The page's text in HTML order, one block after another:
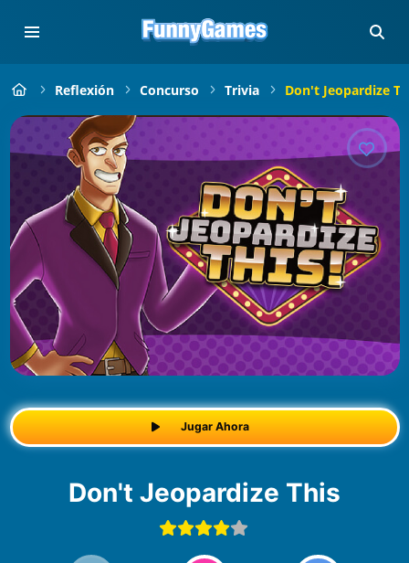
Reflexión Concurso Trivia Don't Jeopardize
Jugar Ahora
Don't Jeopardize This